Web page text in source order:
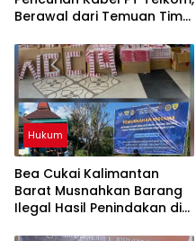
Berawal dari Temuan Tim
Hukum
Bea Cukai Kalimantan
Barat Musnahkan Barang
Ilegal Hasil Penindakan di